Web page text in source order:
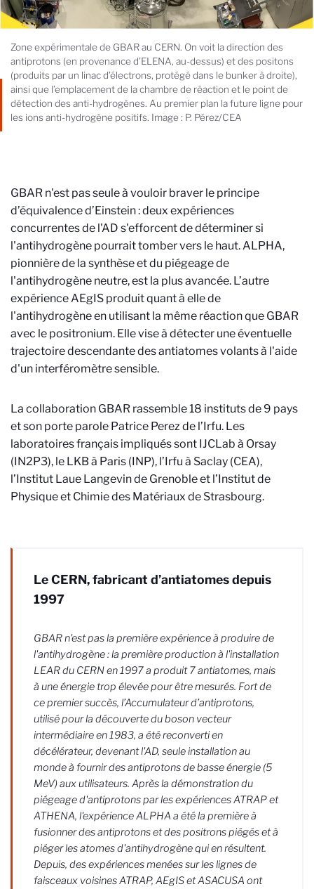
Zone expérimentale de GBAR au CERN. On voit la direction des
antiprotons (en provenance d’ELENA, au-dessus) et des positons
(produits par un linac d’électrons, protégé dans le bunker à droite),
ainsi que l’emplacement de la chambre de réaction et le point de
détection des anti-hydrogènes. Au premier plan la future ligne pour
les ions anti-hydrogène positifs. Image : P. Pérez/CEA
GBAR n'est pas seule à vouloir braver le principe
d’équivalence d’Einstein : deux expériences
concurrentes de l'AD s'efforcent de déterminer si
l'antihydrogène pourrait tomber vers le haut. ALPHA,
pionnière de la synthèse et du piégeage de
l'antihydrogène neutre, est la plus avancée. L’autre
expérience AEgIS produit quant à elle de
l'antihydrogène en utilisant la même réaction que GBAR
avec le positronium. Elle vise à détecter une éventuelle
trajectoire descendante des antiatomes volants à l'aide
d'un interféromètre sensible.
La collaboration GBAR rassemble 18 instituts de 9 pays
et son porte parole Patrice Perez de l’Irfu. Les
laboratoires français impliqués sont IJCLab à Orsay
(IN2P3), le LKB à Paris (INP), l’Irfu à Saclay (CEA),
l’Institut Laue Langevin de Grenoble et l’Institut de
Physique et Chimie des Matériaux de Strasbourg.
Le CERN, fabricant d’antiatomes depuis
1997
GBAR n'est pas la première expérience à produire de
l'antihydrogène : la première production à l'installation
LEAR du CERN en 1997 a produit 7 antiatomes, mais
à une énergie trop élevée pour être mesurés. Fort de
ce premier succès, l’Accumulateur d’antiprotons,
utilisé pour la découverte du boson vecteur
intermédiaire en 1983, a été reconverti en
décélérateur, devenant l'AD, seule installation au
monde à fournir des antiprotons de basse énergie (5
MeV) aux utilisateurs. Après la démonstration du
piégeage d'antiprotons par les expériences ATRAP et
ATHENA, l'expérience ALPHA a été la première à
fusionner des antiprotons et des positrons piégés et à
piéger les atomes d'antihydrogène qui en résultent.
Depuis, des expériences menées sur les lignes de
faisceaux voisines ATRAP, AEgIS et ASACUSA ont